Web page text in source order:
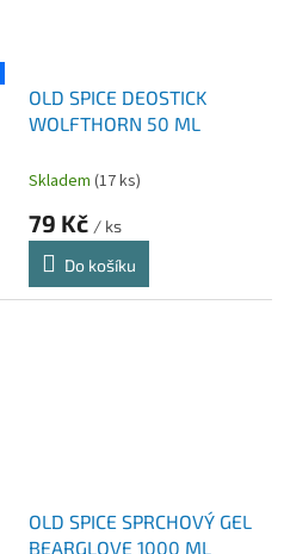
OLD SPICE DEOSTICK
WOLFTHORN 50 ML
Skladem (17 ks)
79 Kč / ks
Do košíku
OLD SPICE SPRCHOVÝ GEL
BEARGLOVE 1000 ML